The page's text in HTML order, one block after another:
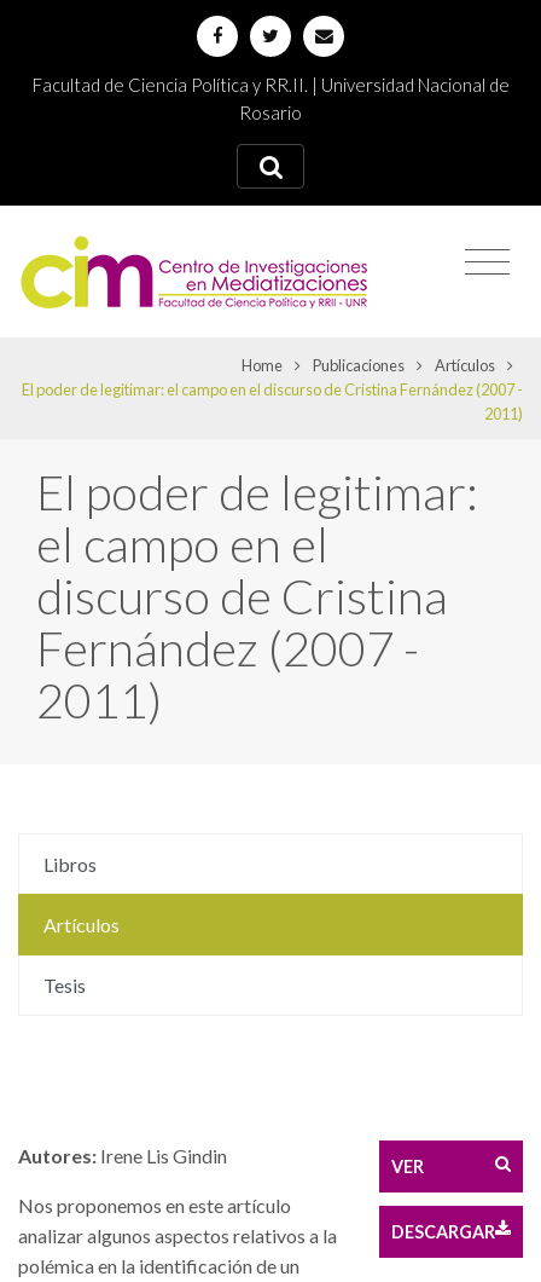
Facultad de Ciencia Política y RR.II. | Universidad Nacional de
Rosario
Home Publicaciones
Artículos
El poder de legitimar: el campo en el discurso de Cristina Fernández (2007 -
2011)
El poder de legitimar:
el campo en el
discurso de Cristina
Fernández (2007 -
2011)
Libros
Artículos
Tesis
Autores: Irene Lis Gindin
Nos proponemos en este artículo
analizar algunos aspectos relativos a la
polémica en la identificación de un
VER
DESCARGAR